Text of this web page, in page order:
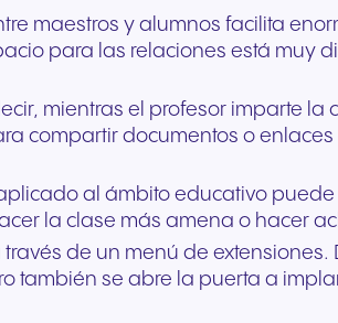
maestros y alumnos facilita
para las relaciones está muy
mientras el profesor imparte la
compartir documentos o
al ámbito educativo puede
la clase más amena o hacer
de un menú de extensiones.
también se abre la puerta a